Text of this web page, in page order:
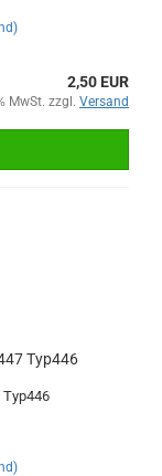
2,50 EUR
MwSt. zzgl. Versand
Typ446
Typ446